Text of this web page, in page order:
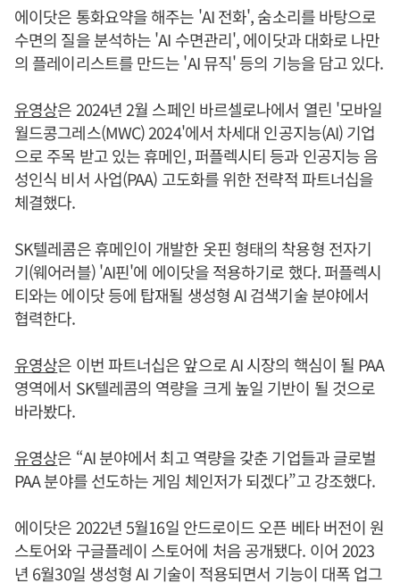
에이닷은 통화요약을 해주는 'AI 전화', 숨소리를 바탕으로
수면의 질을 분석하는 'AI 수면관리', 에이닷과 대화로 나만
의 플레이리스트를 만드는 'AI 뮤직' 등의 기능을 담고 있다.
유영상은 2024년 2월 스페인 바르셀로나에서 열린 '모바일
월드콩그레스(MWC) 2024'에서 차세대 인공지능(AI) 기업
으로 주목 받고 있는 휴메인, 퍼플렉시티 등과 인공지능 음
성인식 비서 사업(PAA) 고도화를 위한 전략적 파트너십을
체결했다.
SK텔레콤은 휴메인이 개발한 옷핀 형태의 착용형 전자기
기(웨어러블) 'AI핀'에 에이닷을 적용하기로 했다. 퍼플렉시
티와는 에이닷 등에 탑재될 생성형 AI 검색기술 분야에서
협력한다.
유영상은 이번 파트너십은 앞으로 AI 시장의 핵심이 될 PAA
영역에서 SK텔레콤의 역량을 크게 높일 기반이 될 것으로
바라봤다.
유영상은 “AI 분야에서 최고 역량을 갖춘 기업들과 글로벌
PAA 분야를 선도하는 게임 체인저가 되겠다”고 강조했다.
에이닷은 2022년 5월16일 안드로이드 오픈 베타 버전이 원
스토어와 구글플레이 스토어에 처음 공개됐다. 이어 2023
년 6월30일 생성형 AI 기술이 적용되면서 기능이 대폭 업그